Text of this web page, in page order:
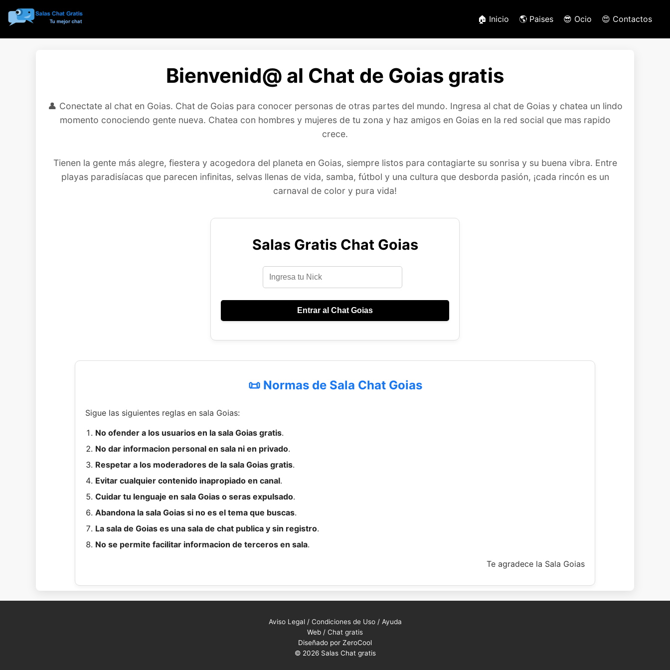
🏠 Inicio 🌎 Paises 😎 Ocio 😍 Contactos
Bienvenid@ al Chat de Goias gratis
👤 Conectate al chat en Goias. Chat de Goias para conocer personas de otras partes del mundo. Ingresa al chat de Goias y chatea un lindo
momento conociendo gente nueva. Chatea con hombres y mujeres de tu zona y haz amigos en Goias en la red social que mas rapido
crece.
Tienen la gente más alegre, fiestera y acogedora del planeta en Goias, siempre listos para contagiarte su sonrisa y su buena vibra. Entre
playas paradisíacas que parecen infinitas, selvas llenas de vida, samba, fútbol y una cultura que desborda pasión, ¡cada rincón es un
carnaval de color y pura vida!
Salas Gratis Chat Goias
Entrar al Chat Goias
📜 Normas de Sala Chat Goias
Sigue las siguientes reglas en sala Goias:
No ofender a los usuarios en la sala Goias gratis.
No dar informacion personal en sala ni en privado.
Respetar a los moderadores de la sala Goias gratis.
Evitar cualquier contenido inapropiado en canal.
Cuidar tu lenguaje en sala Goias o seras expulsado.
Abandona la sala Goias si no es el tema que buscas.
La sala de Goias es una sala de chat publica y sin registro.
No se permite facilitar informacion de terceros en sala.
Te agradece la Sala Goias
Aviso Legal/ Condiciones de Uso/ Ayuda
Web / Chat gratis
Diseñado por ZeroCool
© 2026 Salas Chat gratis